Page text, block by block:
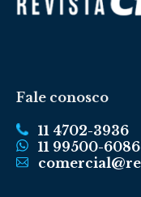
Fale conosco
11 4702-3936
11 99500-6086